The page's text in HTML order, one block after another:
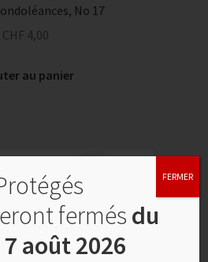
No 17
CHF 4,00
au panier
fermés du
août 2026
FERMER